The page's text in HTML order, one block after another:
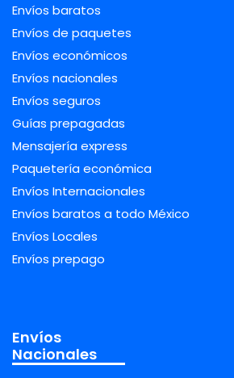
Envíos baratos
Envíos de paquetes
Envíos económicos
Envíos nacionales
Envíos seguros
Guías prepagadas
Mensajería express
Paquetería económica
Envíos Internacionales
Envíos baratos a todo México
Envíos Locales
Envíos prepago
Envíos
Nacionales